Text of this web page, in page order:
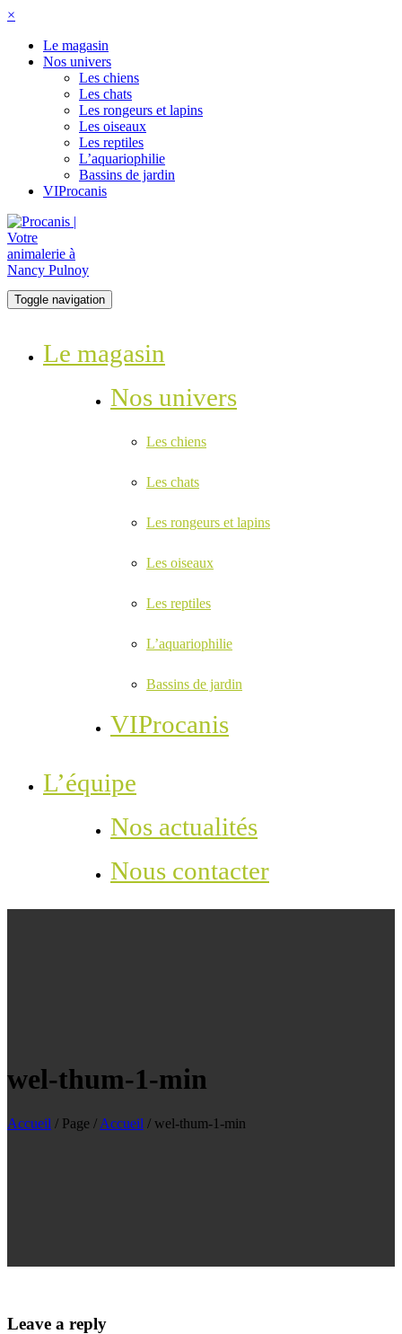
×
Le magasin
Nos univers
Les chiens
Les chats
Les rongeurs et lapins
Les oiseaux
Les reptiles
L’aquariophilie
Bassins de jardin
VIProcanis
Toggle navigation
Le magasin
Nos univers
Les chiens
Les chats
Les rongeurs et lapins
Les oiseaux
Les reptiles
L’aquariophilie
Bassins de jardin
VIProcanis
L’équipe
Nos actualités
Nous contacter
wel-thum-1-min
Accueil / Page / Accueil / wel-thum-1-min
Leave a reply